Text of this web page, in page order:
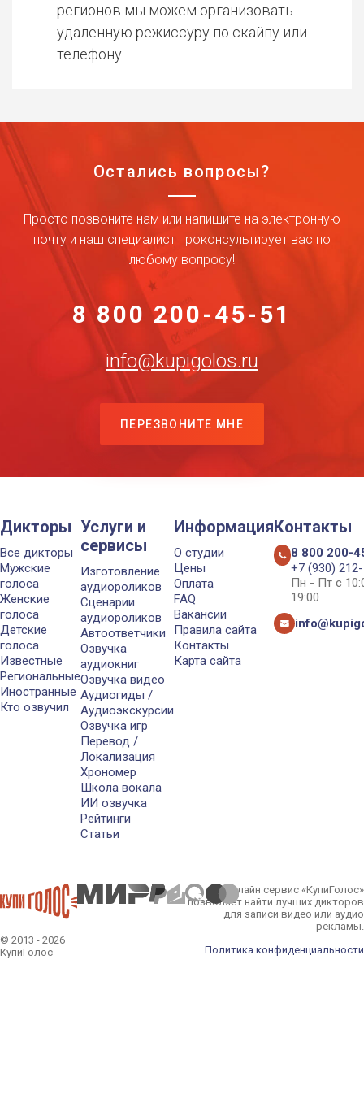
регионов мы можем организовать
удаленную режиссуру по скайпу или
телефону.
Остались вопросы?
Просто позвоните нам или напишите на электронную
почту и наш специалист проконсультирует вас по
любому вопросу!
8 800 200-45-51
info@kupigolos.ru
ПЕРЕЗВОНИТЕ МНЕ
Дикторы
Все дикторы
Мужские
голоса
Женские
голоса
Детские
голоса
Известные
Региональные
Иностранные
Кто озвучил
Услуги и
сервисы
Изготовление
аудиороликов
Сценарии
аудиороликов
Автоответчики
Озвучка
аудиокниг
Озвучка видео
Аудиогиды /
Аудиоэкскурсии
Озвучка игр
Перевод /
Локализация
Хрономер
Школа вокала
ИИ озвучка
Рейтинги
Статьи
Информация
О студии
Цены
Оплата
FAQ
Вакансии
Правила сайта
Контакты
Карта сайта
Контакты
8 800 200-
+7 (930)
Пн - Пт с
19:00
© 2013 - 2026
КупиГолос
Онлайн сервис «КупиГолос»
позволяет найти лучших дикторов
для записи видео или аудио
рекламы.
Политика конфиденциальности